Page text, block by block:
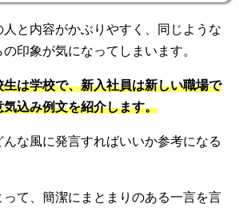
と内容がかぶりやすく、同じような
印象が気になってしまいます。
は学校で、新入社員は新しい職場で
込み例文を紹介します。
な風に発言すればいいか参考になる
て、簡潔にまとまりのある一言を言